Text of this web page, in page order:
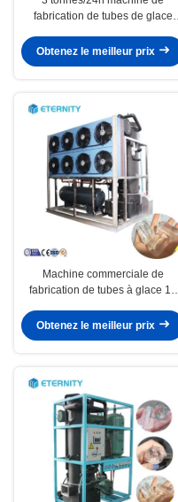
fabrication de tubes de glace
les barres usines de glace
Obtenez le meilleur prix
Machine commerciale de
fabrication de tubes à glace 10
Obtenez le meilleur prix